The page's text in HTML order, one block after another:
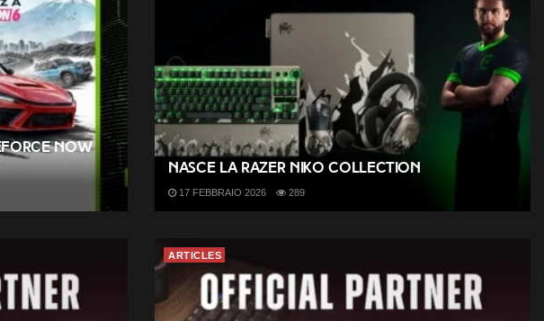
NOW
Nasce la Razer NiKo Collection
17 FEBBRAIO 2026 289
ARTICLES